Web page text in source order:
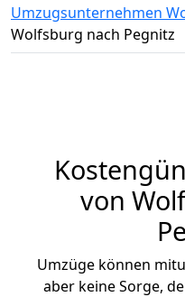
Umzugsunternehmen
Wolfsburg nach Pegnitz
von
Umzüge können
aber keine Sorge,